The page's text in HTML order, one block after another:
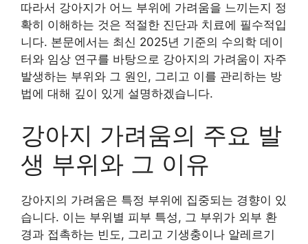
따라서 강아지가 어느 부위에 가려움을 느끼는지 정
확히 이해하는 것은 적절한 진단과 치료에 필수적입
니다. 본문에서는 최신 2025년 기준의 수의학 데이
터와 임상 연구를 바탕으로 강아지의 가려움이 자주
발생하는 부위와 그 원인, 그리고 이를 관리하는 방
법에 대해 깊이 있게 설명하겠습니다.
강아지 가려움의 주요 발
생 부위와 그 이유
강아지의 가려움은 특정 부위에 집중되는 경향이 있
습니다. 이는 부위별 피부 특성, 그 부위가 외부 환
경과 접촉하는 빈도, 그리고 기생충이나 알레르기